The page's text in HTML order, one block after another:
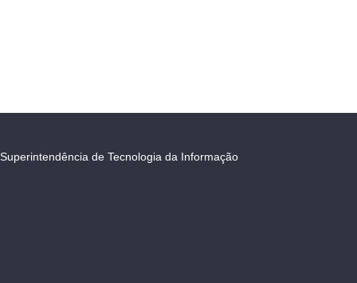
Superintendência de Tecnologia da Informação